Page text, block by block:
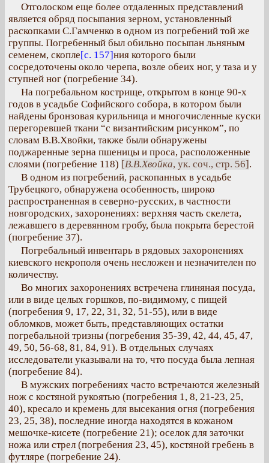
Отголоском еще более отдаленных представлений
является обряд посыпания зерном, установленный
раскопками С.Гамченко в одном из погребений той же
группы. Погребенный был обильно посыпан льняным
семенем, скопле[с. 157]ния которого были
сосредоточены около черепа, возле обеих ног, у таза и у
ступней ног (погребение 34).
На погребальном кострище, открытом в конце 90-х
годов в усадьбе Софийского собора, в котором были
найдены бронзовая курильница и многочисленные куски
перегоревшей ткани “с византийским рисунком”, по
словам В.В.Хвойки, также были обнаружены
поджаренные зерна пшеницы и проса, расположенные
слоями (погребение 118) [В.В.Хвойка, ук. соч., стр. 56].
В одном из погребений, раскопанных в усадьбе
Трубецкого, обнаружена особенность, широко
распространенная в северно-русских, в частности
новгородских, захоронениях: верхняя часть скелета,
лежавшего в деревянном гробу, была покрыта берестой
(погребение 37).
Погребальный инвентарь в рядовых захоронениях
киевского некрополя очень несложен и незначителен по
количеству.
Во многих захоронениях встречена глиняная посуда,
или в виде целых горшков, по-видимому, с пищей
(погребения 9, 17, 22, 31, 32, 51-55), или в виде
обломков, может быть, представляющих остатки
погребальной тризны (погребения 35-39, 42, 44, 45, 47,
49, 50, 56-68, 81, 84, 91). В отдельных случаях
исследователи указывали на то, что посуда была лепная
(погребение 84).
В мужских погребениях часто встречаются железный
нож с костяной рукоятью (погребения 1, 8, 21-23, 25,
40), кресало и кремень для высекания огня (погребения
23, 25, 38), последние иногда находятся в кожаном
мешочке-кисете (погребение 21); оселок для заточки
ножа или стрел (погребения 23, 45), костяной гребень в
футляре (погребение 24).